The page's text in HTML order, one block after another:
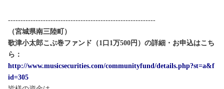
-----------------------------------------------------------
（宮城県南三陸町）
歌津小太郎こぶ巻ファンド（1口1万500円）の詳細・お申込はこち
ら：
http://www.musicsecurities.com/communityfund/details.php?st=a&f
id=305